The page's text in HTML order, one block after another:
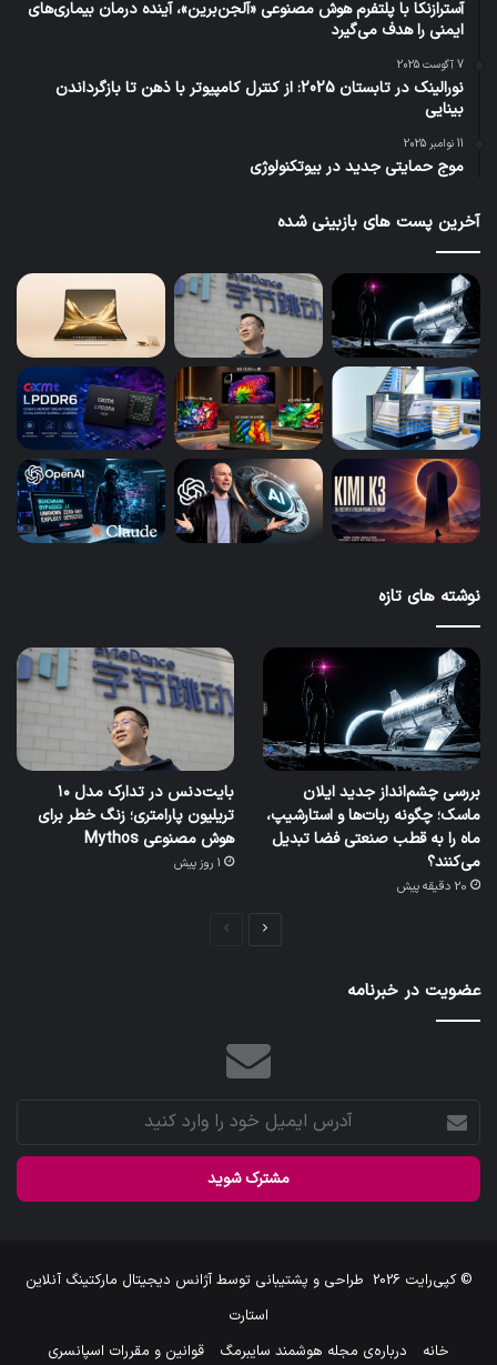
آسترازنکا با پلتفرم هوش مصنوعی «آلجن‌برین»، آینده درمان بیماری‌های
ایمنی را هدف می‌گیرد
7 آگوست 2025
نورالینک در تابستان 2025: از کنترل کامپیوتر با ذهن تا بازگرداندن
بینایی
11 نوامبر 2025
موج حمایتی جدید در بیوتکنولوژی
آخرین پست های بازبینی شده
نوشته های تازه
بررسی چشم‌انداز جدید ایلان
ماسک؛ چگونه ربات‌ها و استارشیپ،
ماه را به قطب صنعتی فضا تبدیل
می‌کنند؟
20 دقیقه پیش
بایت‌دنس در تدارک مدل ۱۰
تریلیون پارامتری؛ زنگ خطر برای
هوش مصنوعی Mythos
1 روز پیش
عضویت در خبرنامه
آدرس
ایمیل
خود
وارد
© کپی‌رایت 2026 طراحی و پشتیبانی توسطآژانس دیجیتال مارکتینگ آنلاین
استارت
خانه
درباره‌ی مجله هوشمند سایبرمگ قوانین و مقررات اسپانسری